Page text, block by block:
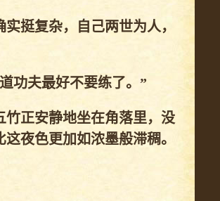
挺复杂，自己两世为人，
功夫最好不要练了。”
正安静地坐在角落里，没
夜色更加如浓墨般滞稠。